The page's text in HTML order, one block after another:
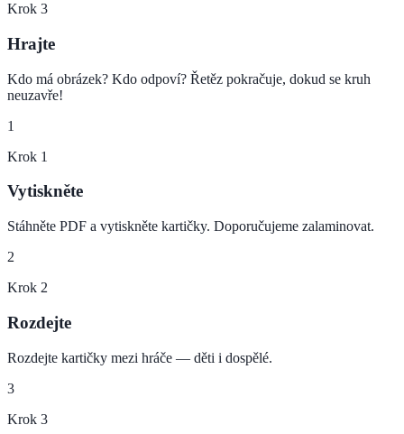
Krok 3
Hrajte
Kdo má obrázek? Kdo odpoví? Řetěz pokračuje, dokud se kruh
neuzavře!
1
Krok 1
Vytiskněte
Stáhněte PDF a vytiskněte kartičky. Doporučujeme zalaminovat.
2
Krok 2
Rozdejte
Rozdejte kartičky mezi hráče — děti i dospělé.
3
Krok 3